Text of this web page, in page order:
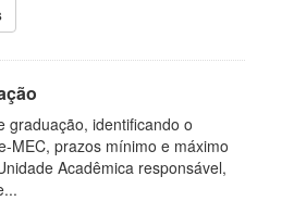
graduação, identificando o
MEC, prazos mínimo e máximo
Acadêmica responsável,